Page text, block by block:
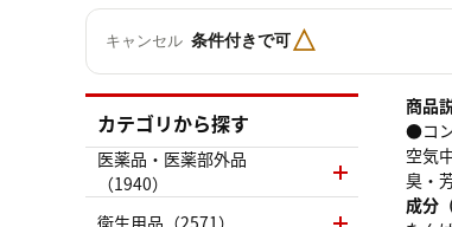
キャンセル 条件付きで可△
商品
●コ
空気
臭・
成分
カテゴリから探す
医薬品・医薬部外品
（1940）
衛生用品（2571）